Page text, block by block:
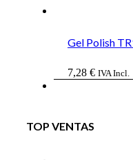
Gel Polish
7,28 € IVA Incl.
TOP VENTAS